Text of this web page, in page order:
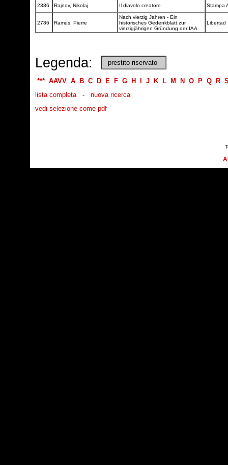
2386 Rajnov, Nikolaj Il diavolo creatore Stampa
2786 Ramus, Pierre
Nach vierzig Jahren - Ein
historisches Gedenkblatt zur
vierzigjährigen Gründung der IAA
Libertad
Legenda: prestito riservato
*** AAVV A B C D E F G H J K L M N O P Q R
lista completa- nuova ricerca
vedi selezione come pdf